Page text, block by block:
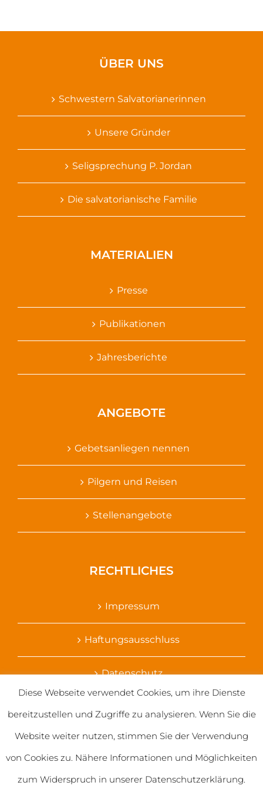
ÜBER UNS
Schwestern Salvatorianerinnen
Unsere Gründer
Seligsprechung P. Jordan
Die salvatorianische Familie
MATERIALIEN
Presse
Publikationen
Jahresberichte
ANGEBOTE
Gebetsanliegen nennen
Pilgern und Reisen
Stellenangebote
RECHTLICHES
Impressum
Haftungsausschluss
Datenschutz
Diese Webseite verwendet Cookies, um ihre Dienste
bereitzustellen und Zugriffe zu analysieren. Wenn Sie die
Website weiter nutzen, stimmen Sie der Verwendung
von Cookies zu. Nähere Informationen und Möglichkeiten
zum Widerspruch in unserer Datenschutzerklärung.